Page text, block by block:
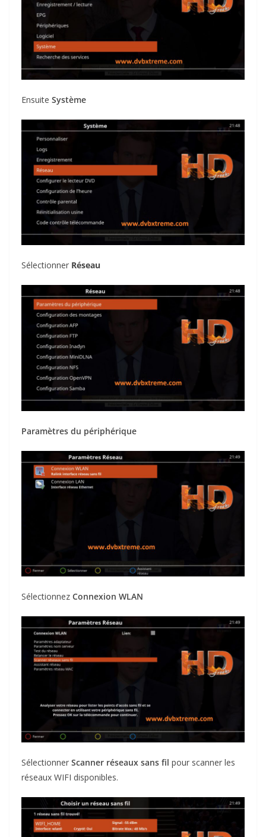
Ensuite Système
Sélectionner Réseau
Paramètres du périphérique
Sélectionnez Connexion WLAN
Sélectionner Scanner réseaux sans fil pour scanner les
réseaux WIFI disponibles.